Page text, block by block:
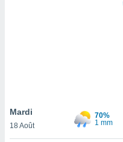
pas
de
Mardi
18 Août
70%
1 mm